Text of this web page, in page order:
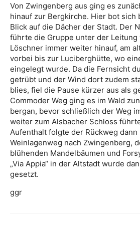
Von Zwingenberg aus ging es
hinauf zur Bergkirche. Hier bot sich
Blick auf die Dächer der Stadt. Der
führte die Gruppe unter der Leitung
Löschner immer weiter hinauf, am
vorbei bis zur Luciberghütte, wo
eingelegt wurde. Da die Fernsicht
getrübt und der Wind dort zudem
blies, fiel die Pause kürzer aus als
Commoder Weg ging es im Wald
bergan, bevor schließlich der Weg
weiter zum Alsbacher Schloss
Aufenthalt folgte der Rückweg
Weinlagenweg nach Zwingenberg,
blühenden Mandelbäumen und
„Via Appia“ in der Altstadt wurde
gesetzt.
ggr